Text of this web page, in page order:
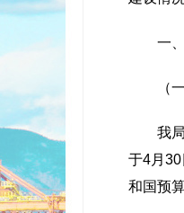
一、
（一
我局高
于4月
和国预